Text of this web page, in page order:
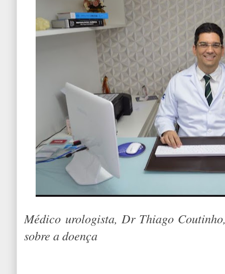
Médico urologista, Dr Thiago
sobre a doença